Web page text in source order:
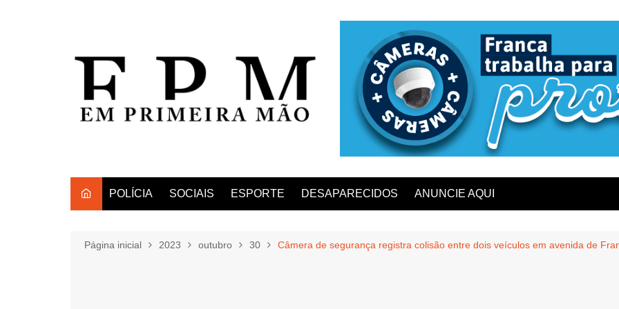
POLÍCIA SOCIAIS ESPORTE DESAPARECIDOS ANUNCIE AQUI
Página inicial 2023 outubro 30 Câmera de segurança registra colisão entre dois veículos em avenida de